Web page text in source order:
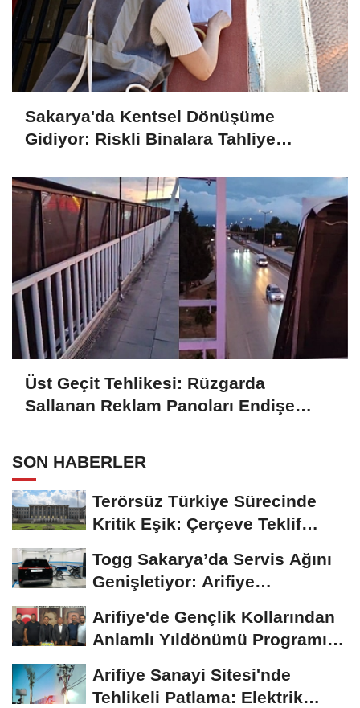
Sakarya'da Kentsel Dönüşüme
Gidiyor: Riskli Binalara Tahliye
Üst Geçit Tehlikesi: Rüzgarda
Sallanan Reklam Panoları Endişe
SON HABERLER
Terörsüz Türkiye Sürecinde
Kritik Eşik: Çerçeve Teklif
Togg Sakarya’da Servis Ağını
Genişletiyor: Arifiye
Arifiye'de Gençlik Kollarından
Anlamlı Yıldönümü Programı:
Arifiye Sanayi Sitesi'nde
Tehlikeli Patlama: Elektrik